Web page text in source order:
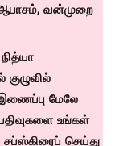
வன்முறை
குழுவில்
மேலே
உங்கள்